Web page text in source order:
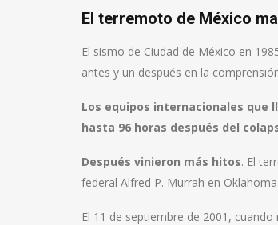
El terremoto de México
El sismo de Ciudad de México en
antes y un después en la
Los equipos internacionales que
hasta 96 horas después del
Después vinieron más hitos. El
federal Alfred P. Murrah en
El 11 de septiembre de 2001,